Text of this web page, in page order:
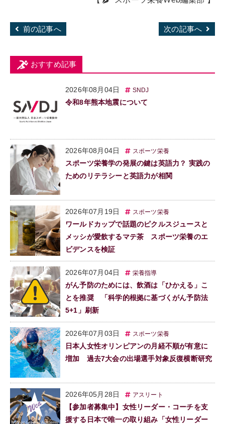
前の記事へ 次の記事へ
おすすめ記事
2026年08月04日 SNDJ
令和8年熊本地震について
2026年08月04日 スポーツ栄養
スポーツ栄養学の発展の鍵は英語力？ 実践の
ためのリテラシーと英語力が相関
2026年07月19日 スポーツ栄養
ワールドカップで話題のピクルスジュースと
メッシが愛飲するマテ茶 スポーツ栄養のエ
ビデンスを検証
2026年07月04日 栄養指導
がん予防のためには、飲酒は「ひかえる」こ
とを推奨 「科学的根拠に基づくがん予防法
5+1」刷新
2026年07月03日 スポーツ栄養
日本人女性オリンピアンの月経不順が有意に
増加 過去7大会の出場選手対象反復横断研究
2026年05月28日 アスリート
【参加者募集中】女性リーダー・コーチを支
援する日本で唯一の取り組み「女性リーダー